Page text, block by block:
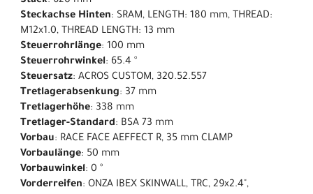
Steckachse Hinten: SRAM, LENGTH: 180 mm, THREAD:
M12x1.0, THREAD LENGTH: 13 mm
Steuerrohrlänge: 100 mm
Steuerrohrwinkel: 65.4 °
Steuersatz: ACROS CUSTOM, 320.52.557
Tretlagerabsenkung: 37 mm
Tretlagerhöhe: 338 mm
Tretlager-Standard: BSA 73 mm
Vorbau: RACE FACE AEFFECT R, 35 mm CLAMP
Vorbaulänge: 50 mm
Vorbauwinkel: 0 °
Vorderreifen: ONZA IBEX SKINWALL, TRC, 29x2.4",